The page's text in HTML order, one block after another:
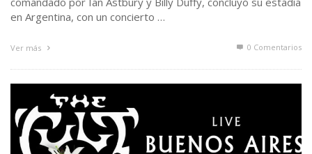
en Argentina, con un concierto …
Ver más 0 Comentarios